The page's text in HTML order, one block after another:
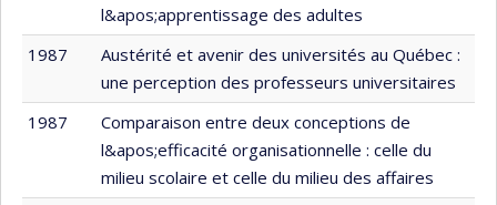
l&apos;apprentissage des adultes
1987
Austérité et avenir des universités au Québec :
une perception des professeurs universitaires
1987
Comparaison entre deux conceptions de
l&apos;efficacité organisationnelle : celle du
milieu scolaire et celle du milieu des affaires